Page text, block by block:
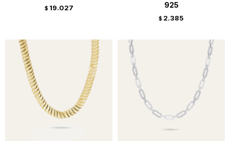
$ 19.027
925
$ 2.385